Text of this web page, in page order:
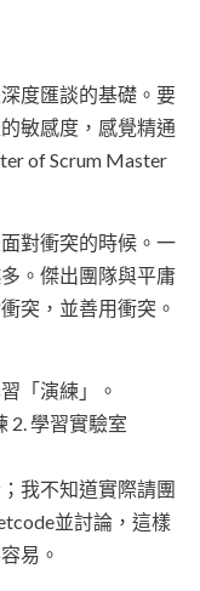
度匯談的基礎。要
敏感度，感覺精通
of Scrum Master
對衝突的時候。一
。傑出團隊與平庸
突，並善用衝突。
「演練」。
2. 學習實驗室
我不知道實際請團
並討論，這樣
易。